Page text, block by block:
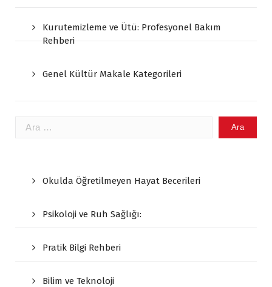
Kurutemizleme ve Ütü: Profesyonel Bakım
Rehberi
Genel Kültür Makale Kategorileri
Arama:
Okulda Öğretilmeyen Hayat Becerileri
Psikoloji ve Ruh Sağlığı:
Pratik Bilgi Rehberi
Bilim ve Teknoloji